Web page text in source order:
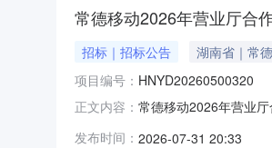
常德移动2026年营业厅合
招标｜招标公告 湖南省｜常
项目编号： HNYD20260500320
正文内容： 常德移动2026年营业
发布时间： 2026-07-31 20:33